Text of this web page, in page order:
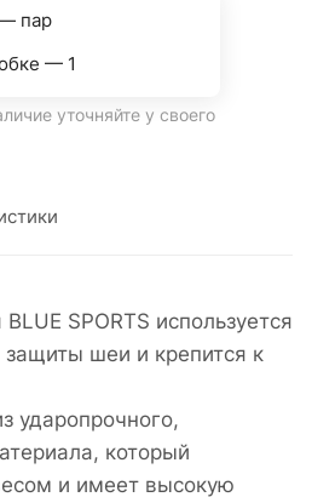
пар
— 1
уточняйте у своего
SPORTS используется
шеи и крепится к
ударопрочного,
который
и имеет высокую